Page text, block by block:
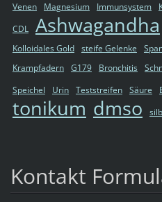
Venen Magnesium Immunsystem
CDL Ashwagandha
Kolloidales Gold steife Gelenke
Krampfadern G179 Bronchitis
Speichel
Urin Teststreifen Säure
tonikum dmso
Kontakt